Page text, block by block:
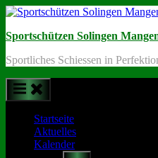
Skip
content
Sportschützen Solingen
Sportliches Schiessen in
Startseite
Aktuelles
Kalender